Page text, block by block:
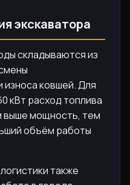
экскаватора
складываются из
износа ковшей. Для
кВт расход топлива
выше мощность, тем
объём работы
также